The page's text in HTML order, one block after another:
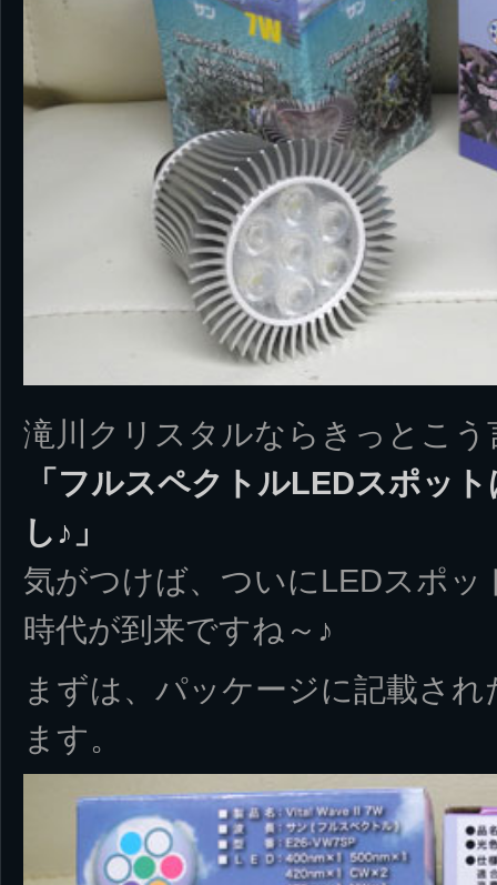
滝川クリスタルならきっとこ
「フルスペクトルLEDスポッ
し♪」
気がつけば、ついにLEDスポ
時代が到来ですね～♪
まずは、パッケージに記載さ
ます。